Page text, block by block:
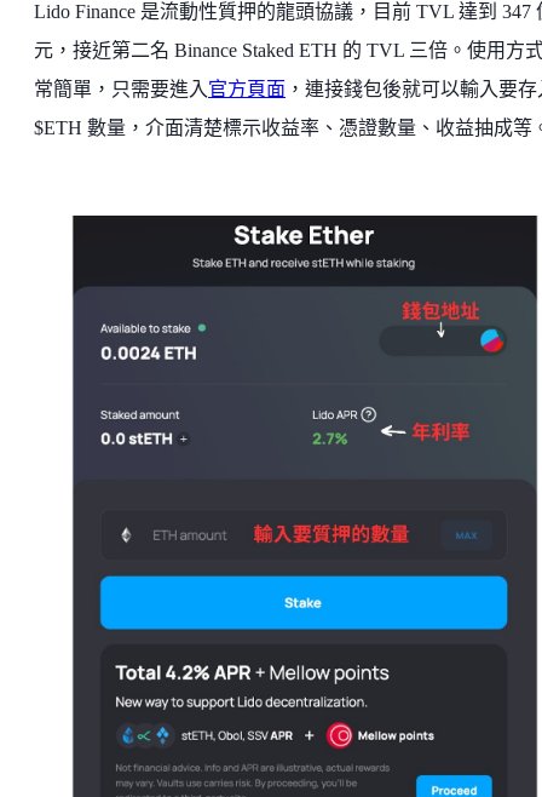
Lido Finance 是流動性質押的龍頭協議，目前 TVL 達到 347
元，接近第二名 Binance Staked ETH 的 TVL 三倍。使用方
常簡單，只需要進入 官方頁面 ，連接錢包後就可以輸入要存
$ETH 數量，介面清楚標示收益率、憑證數量、收益抽成等